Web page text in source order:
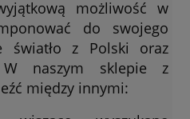
możliwość w
do swojego
światło z Polski oraz
W naszym sklepie z
między innymi: